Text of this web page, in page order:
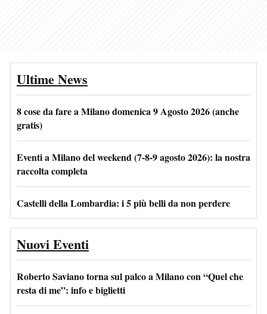
Ultime News
8 cose da fare a Milano domenica 9 Agosto 2026 (anche
gratis)
Eventi a Milano del weekend (7-8-9 agosto 2026): la nostra
raccolta completa
Castelli della Lombardia: i 5 più belli da non perdere
Nuovi Eventi
Roberto Saviano torna sul palco a Milano con “Quel che
resta di me”: info e biglietti